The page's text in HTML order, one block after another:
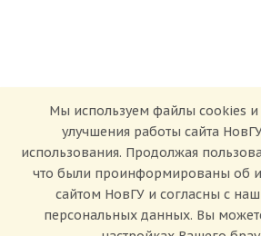
Мы используем файлы cookies и
улучшения работы сайта
использования. Продолжая
что были проинформированы об
сайтом НовГУ и согласны с
персональных данных. Вы